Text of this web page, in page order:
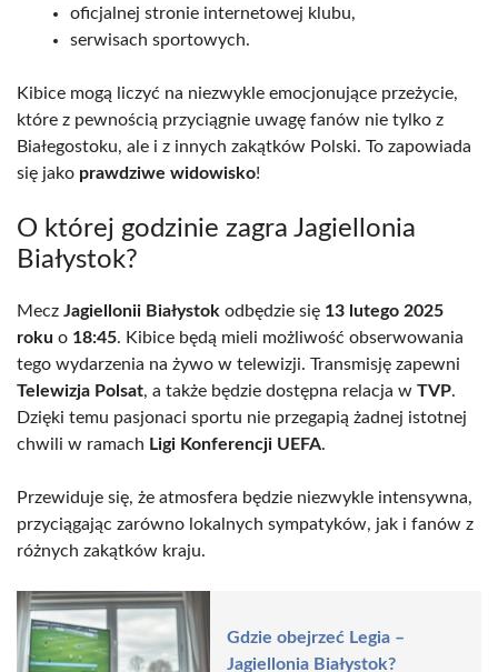
oficjalnej stronie internetowej klubu,
serwisach sportowych.
Kibice mogą liczyć na niezwykle emocjonujące przeżycie,
które z pewnością przyciągnie uwagę fanów nie tylko z
Białegostoku, ale i z innych zakątków Polski. To zapowiada
się jako prawdziwe widowisko!
O której godzinie zagra Jagiellonia
Białystok?
Mecz Jagiellonii Białystok odbędzie się 13 lutego 2025
roku o 18:45. Kibice będą mieli możliwość obserwowania
tego wydarzenia na żywo w telewizji. Transmisję zapewni
Telewizja Polsat, a także będzie dostępna relacja w TVP.
Dzięki temu pasjonaci sportu nie przegapią żadnej istotnej
chwili w ramach Ligi Konferencji UEFA.
Przewiduje się, że atmosfera będzie niezwykle intensywna,
przyciągając zarówno lokalnych sympatyków, jak i fanów z
różnych zakątków kraju.
Gdzie obejrzeć Legia –
Jagiellonia Białystok?